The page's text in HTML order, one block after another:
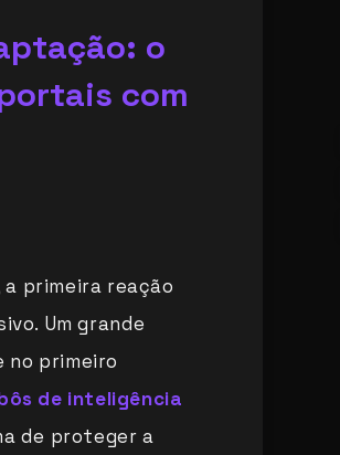
o
com
primeira reação
Um grande
no primeiro
de inteligência
de proteger a